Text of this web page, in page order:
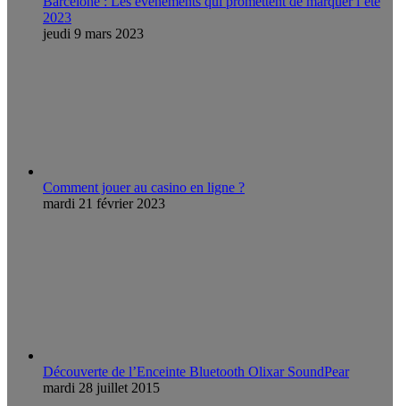
2023
jeudi 9 mars 2023
Comment jouer au casino en ligne ?
mardi 21 février 2023
Découverte de l’Enceinte Bluetooth Olixar SoundPear
mardi 28 juillet 2015